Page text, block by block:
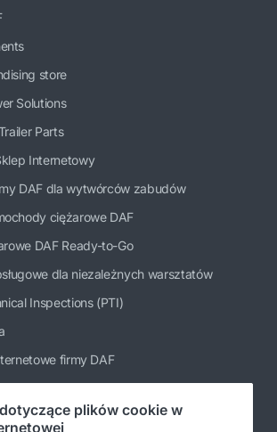
store
Solutions
Parts
Internetowy
DAF dla wytwórców zabudów
ciężarowe DAF
DAF Ready-to-Go
dla niezależnych warsztatów
Inspections (PTI)
firmy DAF
plików cookie w